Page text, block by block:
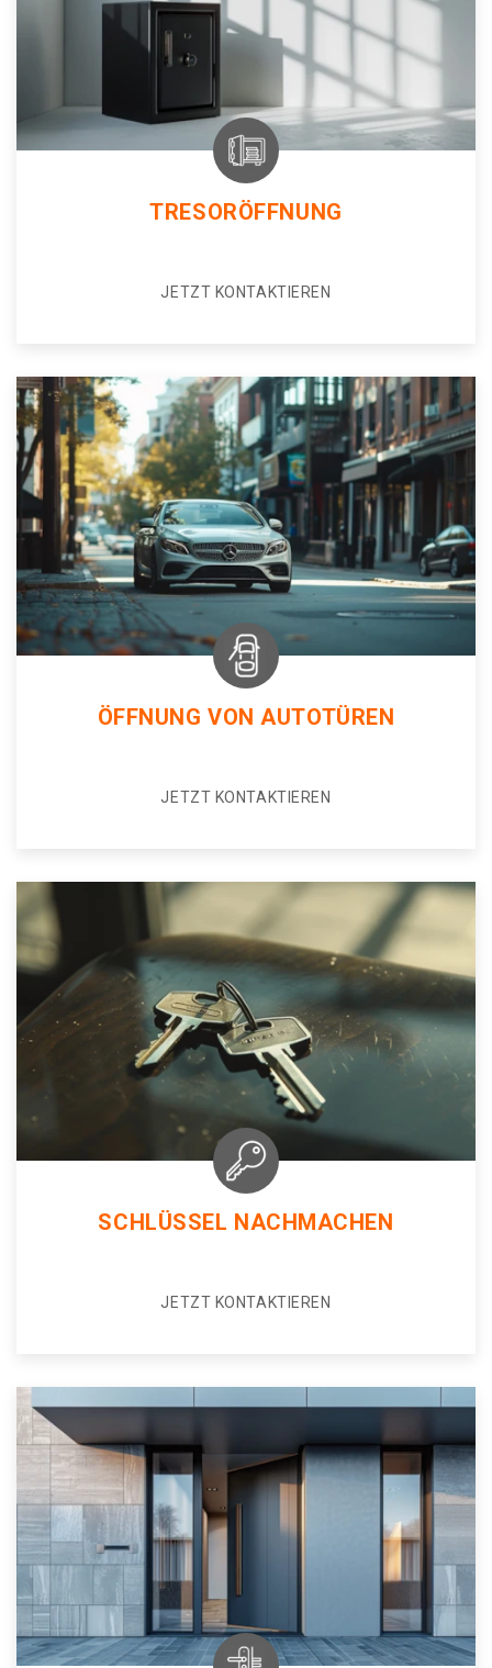
TRESORÖFFNUNG
JETZT KONTAKTIEREN
ÖFFNUNG VON AUTOTÜREN
JETZT KONTAKTIEREN
SCHLÜSSEL NACHMACHEN
JETZT KONTAKTIEREN